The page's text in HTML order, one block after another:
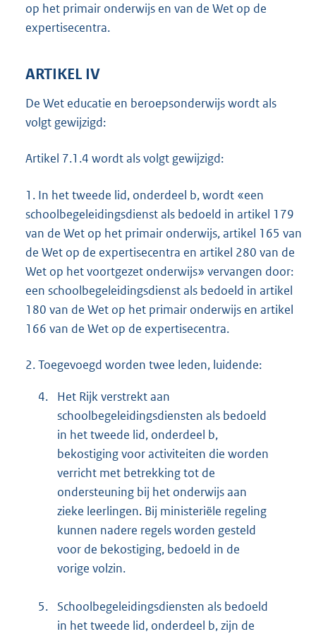
op het primair onderwijs en van de Wet op de
expertisecentra.
ARTIKEL IV
De Wet educatie en beroepsonderwijs wordt als
volgt gewijzigd:
Artikel 7.1.4 wordt als volgt gewijzigd:
1. In het tweede lid, onderdeel b, wordt «een
schoolbegeleidingsdienst als bedoeld in artikel 179
van de Wet op het primair onderwijs, artikel 165 van
de Wet op de expertisecentra en artikel 280 van de
Wet op het voortgezet onderwijs» vervangen door:
een schoolbegeleidingsdienst als bedoeld in artikel
180 van de Wet op het primair onderwijs en artikel
166 van de Wet op de expertisecentra.
2. Toegevoegd worden twee leden, luidende:
4.
Het Rijk verstrekt aan
schoolbegeleidingsdiensten als bedoeld
in het tweede lid, onderdeel b,
bekostiging voor activiteiten die worden
verricht met betrekking tot de
ondersteuning bij het onderwijs aan
zieke leerlingen. Bij ministeriële regeling
kunnen nadere regels worden gesteld
voor de bekostiging, bedoeld in de
vorige volzin.
5.
Schoolbegeleidingsdiensten als bedoeld
in het tweede lid, onderdeel b, zijn de